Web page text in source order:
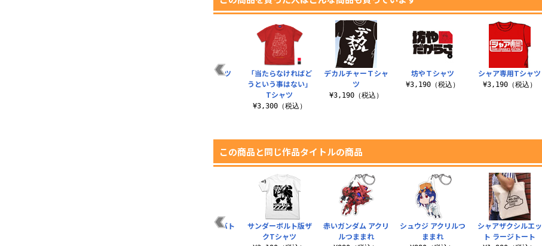
坊やＴシャツ
¥3,190（税込）
シャア専用Tシャツ
¥3,190（税込）
百式百百 Tシャツ
「当たらなければど
うという事はない」
Tシャツ
¥3,300（税込）
デカルチャーＴシャ
ツ
¥3,190（税込）
この商品と同じ作品タイトルの商品
シュウジ アクリルつ
ままれ
シャアザクシルエッ
ト ラージトート
ガンダム・バルバト
サンダーボルト版ザ
クTシャツ
赤いガンダム アクリ
ルつままれ